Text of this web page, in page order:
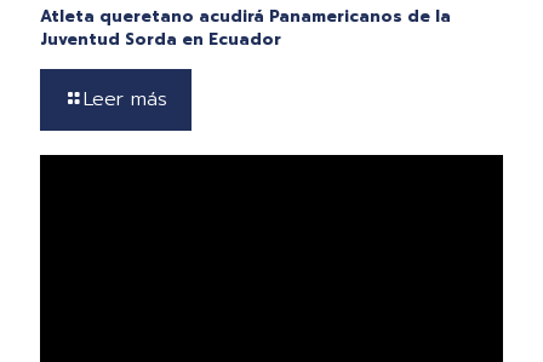
Atleta queretano acudirá Panamericanos de la
Juventud Sorda en Ecuador
Leer más